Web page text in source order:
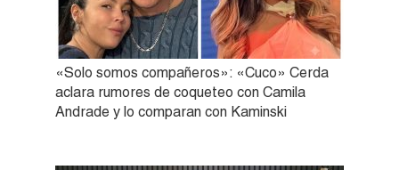
«Solo somos compañeros»: «Cuco» Cerda
aclara rumores de coqueteo con Camila
Andrade y lo comparan con Kaminski